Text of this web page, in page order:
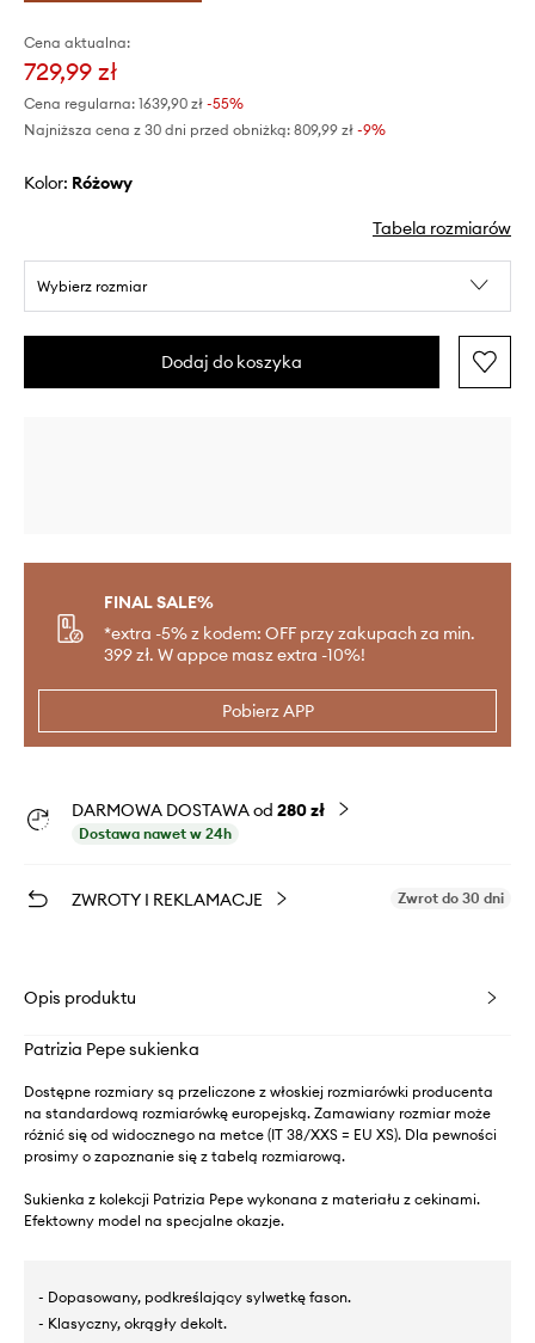
Cena aktualna:
729,99 zł
Cena regularna: 1639,90 zł -55%
Najniższa cena z 30 dni przed obniżką: 809,99 zł -9%
Kolor: różowy
Tabela rozmiarów
Wybierz rozmiar
Dodaj do koszyka
FINAL SALE%
*extra -5% z kodem: OFF przy zakupach za min.
399 zł. W appce masz extra -10%!
Pobierz APP
DARMOWA DOSTAWA od 280 zł
Dostawa nawet w 24h
ZWROTY I REKLAMACJE Zwrot do 30 dni
Opis produktu
Patrizia Pepe sukienka
Dostępne rozmiary są przeliczone z włoskiej rozmiarówki producenta
na standardową rozmiarówkę europejską. Zamawiany rozmiar może
różnić się od widocznego na metce (IT 38/XXS = EU XS). Dla pewności
prosimy o zapoznanie się z tabelą rozmiarową.
Sukienka z kolekcji Patrizia Pepe wykonana z materiału z cekinami.
Efektowny model na specjalne okazje.
- Dopasowany, podkreślający sylwetkę fason.
- Klasyczny, okrągły dekolt.